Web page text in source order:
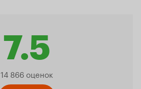
7.5
Рейтинг
14 866 оценок